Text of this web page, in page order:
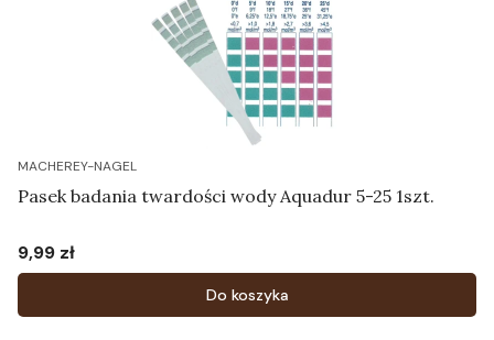
MACHEREY-NAGEL
Pasek badania twardości wody Aquadur 5-25 1szt.
Cena
9,99 zł
Do koszyka